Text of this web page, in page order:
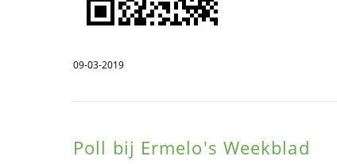
09-03-2019
Poll bij Ermelo's Weekblad